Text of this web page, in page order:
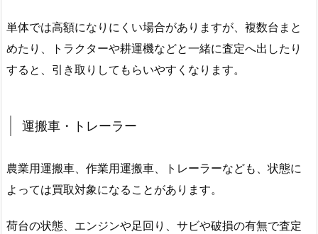
単体では高額になりにくい場合がありますが、複数台まと
めたり、トラクターや耕運機などと一緒に査定へ出したり
すると、引き取りしてもらいやすくなります。
運搬車・トレーラー
農業用運搬車、作業用運搬車、トレーラーなども、状態に
よっては買取対象になることがあります。
荷台の状態、エンジンや足回り、サビや破損の有無で査定